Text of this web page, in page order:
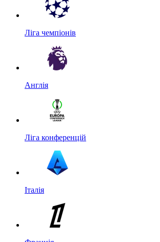
Ліга чемпіонів
Англія
Ліга конференцій
Італія